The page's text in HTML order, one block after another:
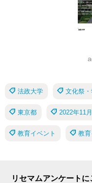
法政大学 文化祭
東京都 2022年11
教育イベント 教
リセマムアンケート